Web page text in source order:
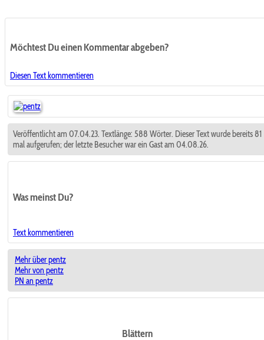
Möchtest Du einen Kommentar abgeben?
Diesen Text kommentieren
Veröffentlicht am 07.04.23. Textlänge: 588 Wörter. Dieser Text wurde bereits 81
mal aufgerufen; der letzte Besucher war ein Gast am 04.08.26.
Was meinst Du?
Text kommentieren
Mehr über pentz
Mehr von pentz
PN an pentz
Blättern